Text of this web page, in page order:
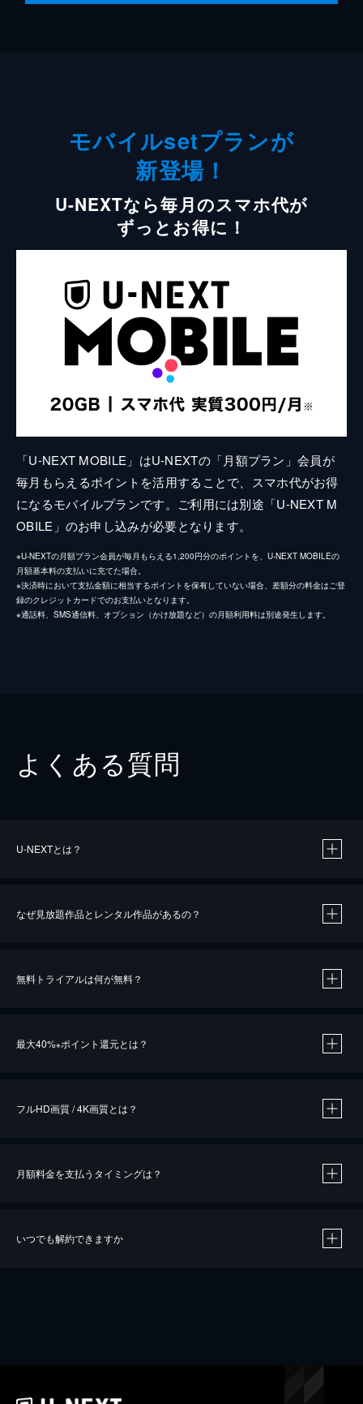
モバイルsetプランが
新登場！
U-NEXTなら毎月のスマホ代が
ずっとお得に！
「U-NEXT MOBILE」はU-NEXTの「月額プラン」会員が
毎月もらえるポイントを活用することで、スマホ代がお得
になるモバイルプランです。ご利用には別途「U-NEXT M
OBILE」のお申し込みが必要となります。
※U-NEXTの月額プラン会員が毎月もらえる1,200円分のポイントを、U-NEXT MOBILEの
月額基本料の支払いに充てた場合。
※決済時において支払金額に相当するポイントを保有していない場合、差額分の料金はご登
録のクレジットカードでのお支払いとなります。
※通話料、SMS通信料、オプション（かけ放題など）の月額利用料は別途発生します。
よくある質問
U-NEXTとは？
なぜ見放題作品とレンタル作品があるの？
無料トライアルは何が無料？
最大40%※ポイント還元とは？
※40％ポイント還元の対象は、クレジットカード決済による作品の購入 / レンタルです。
iOSアプリのUコイン決済による作品の購入 / レンタルは、20％のポイント還元です。
フルHD画質 / 4K画質とは？
月額料金を支払うタイミングは？
いつでも解約できますか